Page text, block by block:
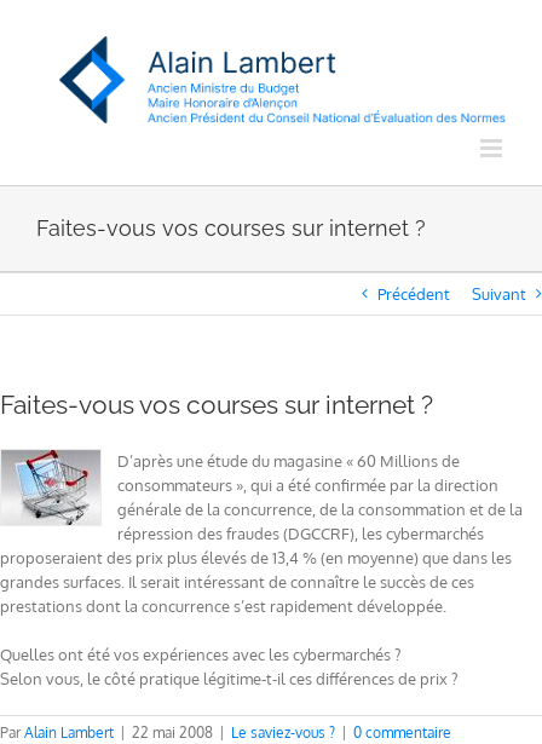
Faites-vous vos courses sur internet ?
Précédent Suivant
Faites-vous vos courses sur internet ?
D’après une étude du magasine « 60 Millions de
consommateurs », qui a été confirmée par la direction
générale de la concurrence, de la consommation et de la
répression des fraudes (DGCCRF), les cybermarchés
proposeraient des prix plus élevés de 13,4 % (en moyenne) que dans les
grandes surfaces. Il serait intéressant de connaître le succès de ces
prestations dont la concurrence s’est rapidement développée.
Quelles ont été vos expériences avec les cybermarchés ?
Selon vous, le côté pratique légitime-t-il ces différences de prix ?
ParAlain Lambert 22 mai 2008 Le saviez-vous ? 0 commentaire